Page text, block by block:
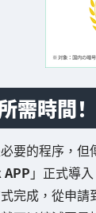
需時間！
要的程序，
」正式導入
完成，從申請